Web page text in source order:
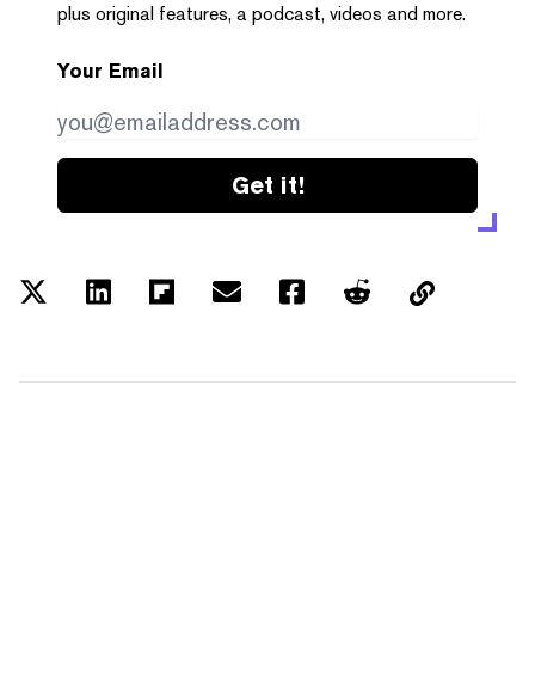
plus original features, a podcast, videos and more.
Your Email
Get it!